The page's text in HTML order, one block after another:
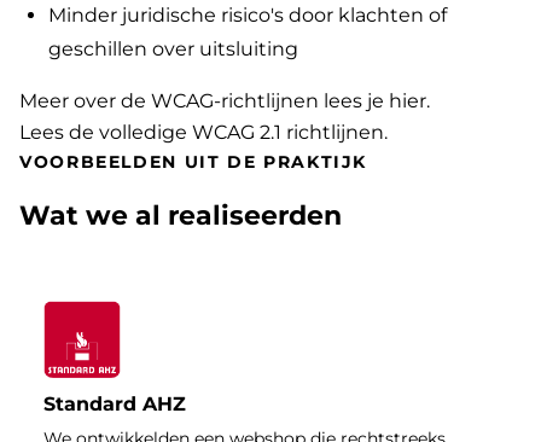
Minder juridische risico's door klachten of
geschillen over uitsluiting
Meer over de WCAG-richtlijnen lees je hier.
Lees de volledige WCAG 2.1 richtlijnen.
VOORBEELDEN UIT DE PRAKTIJK
Wat we al realiseerden
Standard AHZ